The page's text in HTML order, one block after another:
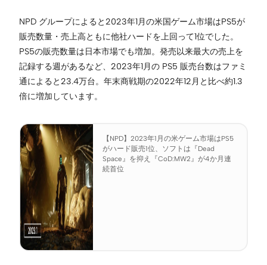
NPD グループによると2023年1月の米国ゲーム市場はPS5が
販売数量・売上高ともに他社ハードを上回って1位でした。
PS5の販売数量は日本市場でも増加。発売以来最大の売上を
記録する週があるなど、2023年1月の PS5 販売台数はファミ
通によると23.4万台。年末商戦期の2022年12月と比べ約1.3
倍に増加しています。
【NPD】2023年1月の米ゲーム市場はPS5
がハード販売1位、ソフトは『Dead
Space』を抑え『CoD:MW2』が4か月連
続首位